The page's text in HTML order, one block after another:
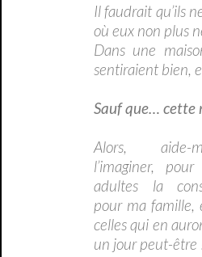
Il faudrait qu’ils
où eux non plus
Dans une
sentiraient bien,
Sauf que… cette
Alors,
l’imaginer,
adultes la
pour ma famille,
celles qui en
un jour peut-être